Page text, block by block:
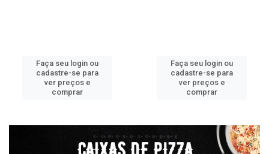
Faça seu login ou
cadastre-se para
ver preços e
comprar
Faça seu login ou
cadastre-se para
ver preços e
comprar